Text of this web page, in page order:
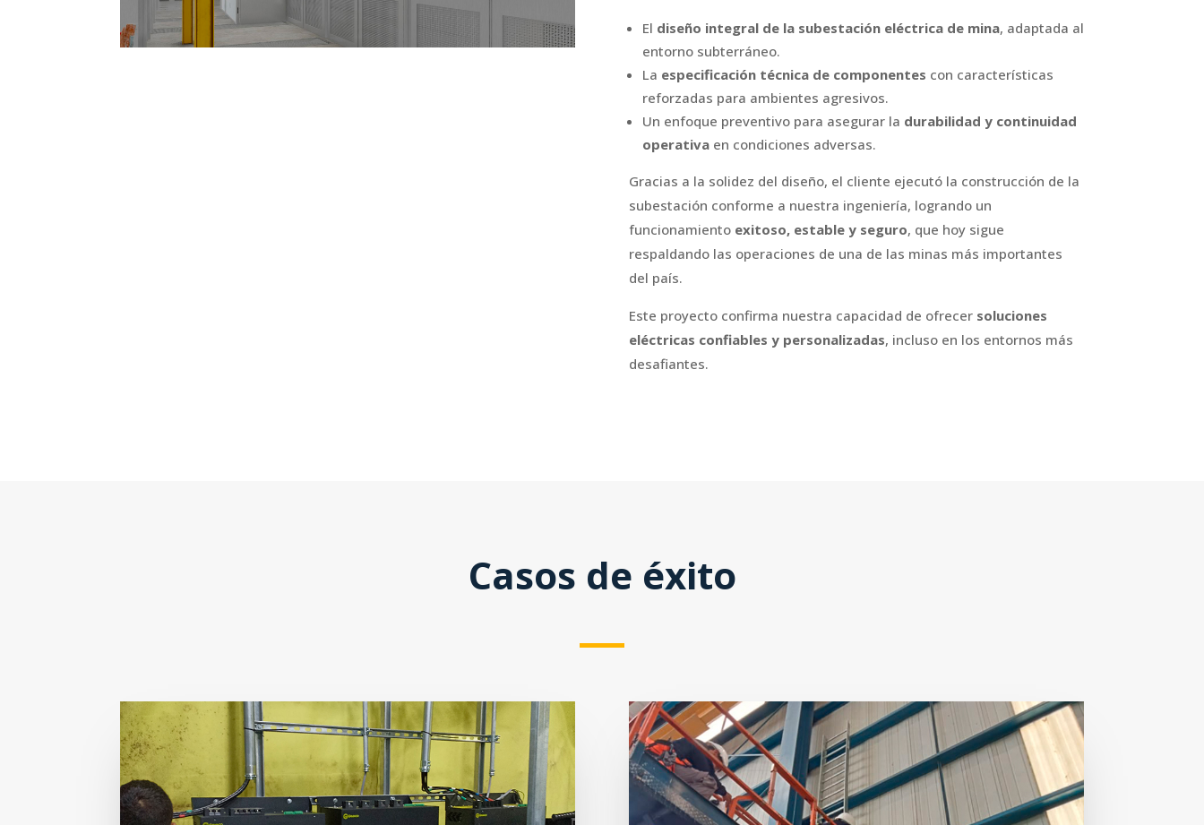
El diseño integral de la subestación eléctrica de mina, adaptada al
entorno subterráneo.
La especificación técnica de componentes con características
reforzadas para ambientes agresivos.
Un enfoque preventivo para asegurar la durabilidad y continuidad
operativaen condiciones adversas.
Gracias a la solidez del diseño, el cliente ejecutó la construcción de la
subestación conforme a nuestra ingeniería, logrando un
funcionamiento exitoso, estable y seguro, que hoy sigue
respaldando las operaciones de una de las minas más importantes
del país.
Este proyecto confirma nuestra capacidad de ofrecer soluciones
eléctricas confiables y personalizadas, incluso en los entornos más
desafiantes.
Casos de éxito